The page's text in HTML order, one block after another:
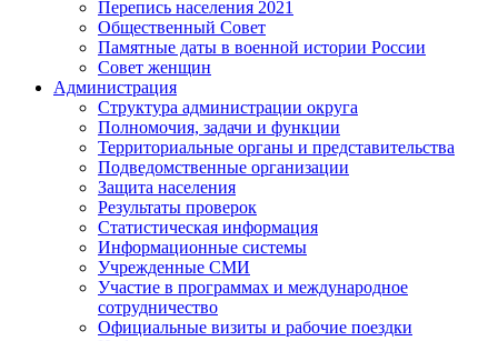
Перепись населения 2021
Общественный Совет
Памятные даты в военной истории России
Совет женщин
Администрация
Структура администрации округа
Полномочия, задачи и функции
Территориальные органы и представительства
Подведомственные организации
Защита населения
Результаты проверок
Статистическая информация
Информационные системы
Учрежденные СМИ
Участие в программах и международное
сотрудничество
Официальные визиты и рабочие поездки